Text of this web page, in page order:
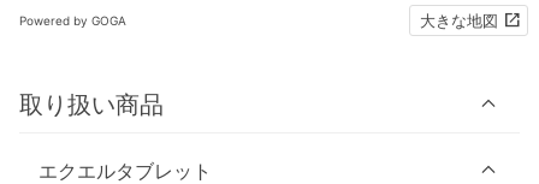
Powered by GOGA 大きな地図
取り扱い商品
エクエルタブレット